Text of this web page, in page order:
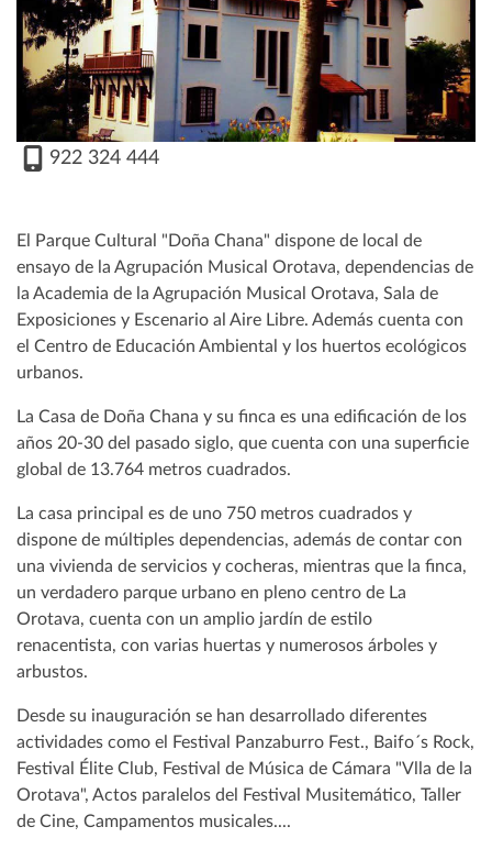
922 324 444
El Parque Cultural "Doña Chana" dispone de local de
ensayo de la Agrupación Musical Orotava, dependencias de
la Academia de la Agrupación Musical Orotava, Sala de
Exposiciones y Escenario al Aire Libre. Además cuenta con
el Centro de Educación Ambiental y los huertos ecológicos
urbanos.
La Casa de Doña Chana y su finca es una edificación de los
años 20-30 del pasado siglo, que cuenta con una superficie
global de 13.764 metros cuadrados.
La casa principal es de uno 750 metros cuadrados y
dispone de múltiples dependencias, además de contar con
una vivienda de servicios y cocheras, mientras que la finca,
un verdadero parque urbano en pleno centro de La
Orotava, cuenta con un amplio jardín de estilo
renacentista, con varias huertas y numerosos árboles y
arbustos.
Desde su inauguración se han desarrollado diferentes
actividades como el Festival Panzaburro Fest., Baifo´s Rock,
Festival Élite Club, Festival de Música de Cámara "Vlla de la
Orotava", Actos paralelos del Festival Musitemático, Taller
de Cine, Campamentos musicales....